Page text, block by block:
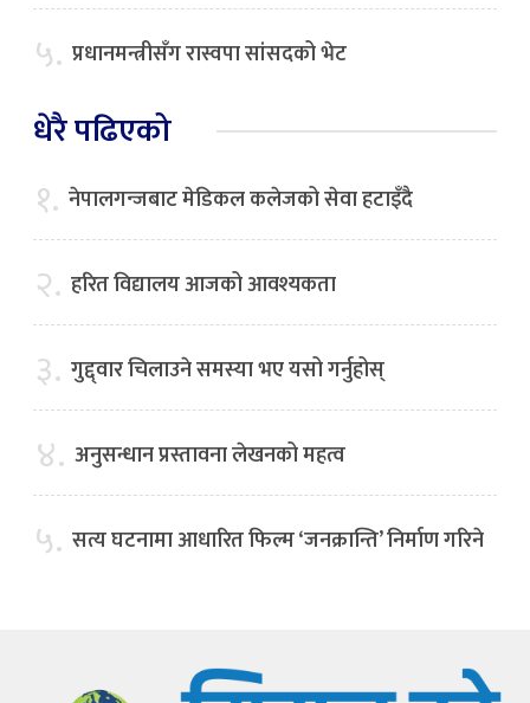
५. प्रधानमन्त्रीसँग रास्वपा सांसदको भेट
धेरै पढिएको
१. नेपालगन्जबाट मेडिकल कलेजको सेवा हटाइँदै
२. हरित विद्यालय आजको आवश्यकता
३. गुद्द्वार चिलाउने समस्या भए यसो गर्नुहोस्
४. अनुसन्धान प्रस्तावना लेखनको महत्व
५. सत्य घटनामा आधारित फिल्म ‘जनक्रान्ति’ निर्माण गरिने